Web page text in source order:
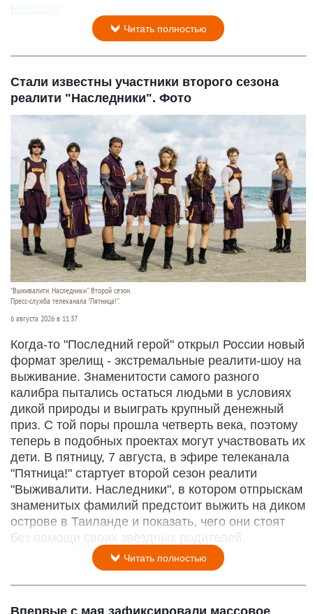
Новости
Читать полностью
Стали известны участники второго сезона
реалити "Наследники". Фото
"Выживалити. Наследники". Второй сезон.
Пресс-служба телеканала "Пятница!".
6 августа 2026 в 11:37
Когда-то "Последний герой" открыл России новый
формат зрелищ - экстремальные реалити-шоу на
выживание. Знаменитости самого разного
калибра пытались остаться людьми в условиях
дикой природы и выиграть крупный денежный
приз. С той поры прошла четверть века, поэтому
теперь в подобных проектах могут участвовать их
дети. В пятницу, 7 августа, в эфире телеканала
"Пятница!" стартует второй сезон реалити
"Выживалити. Наследники", в котором отпрыскам
знаменитых фамилий предстоит выжить на диком
острове в Таиланде и показать, чего они стоят
без помощи своих звёздных родителей.
Читать полностью